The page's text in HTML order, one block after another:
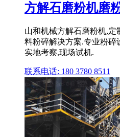
方解石磨粉机磨
山和机械方解石磨粉机,定
料粉碎解决方案.专业粉碎
实地考察,现场试机.
联系电话: 180 3780 8511